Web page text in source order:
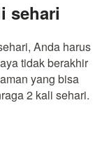
sehari
Anda harus
tidak berakhir
yang bisa
2 kali sehari.